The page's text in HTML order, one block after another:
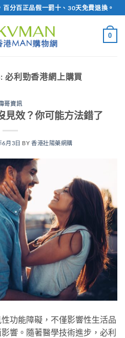
分百正品假一罰十、30天免費退換。
0
必利勁香港網上購買
哥資訊
見效？你可能方法錯了
6月3日 BY 香港壯陽藥網購
功能障礙，不僅影響性生活品
響。隨著醫學技術進步，必利